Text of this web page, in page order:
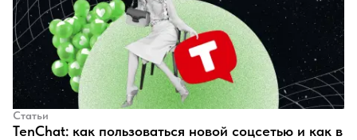
Статьи
TenChat: как пользоваться новой соцсетью и как в